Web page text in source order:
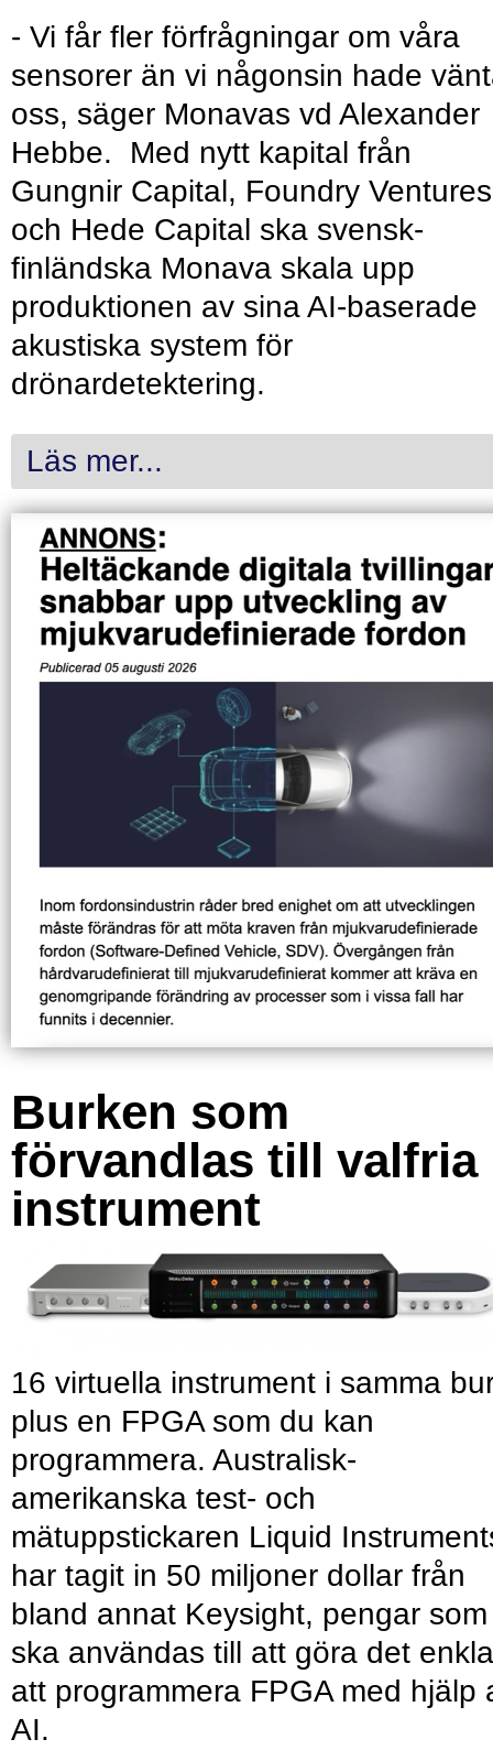
- Vi får fler förfrågningar om våra
sensorer än vi någonsin hade
oss, säger Monavas vd Alexander
Hebbe. Med nytt kapital från
Gungnir Capital, Foundry Ventures
och Hede Capital ska svensk-
finländska Monava skala upp
produktionen av sina AI-baserade
akustiska system för
drönardetektering.
Läs mer...
Burken som
förvandlas till valfria
instrument
16 virtuella instrument i samma
plus en FPGA som du kan
programmera. Australisk-
amerikanska test- och
mätuppstickaren Liquid
har tagit in 50 miljoner dollar från
bland annat Keysight, pengar som
ska användas till att göra det
att programmera FPGA med hjälp
AI.